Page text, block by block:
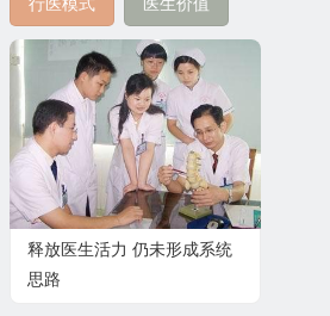
行医模式 医生价值
释放医生活力 仍未形成系统
思路